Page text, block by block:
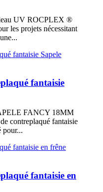
UV ROCPLEX ®
les projets nécessitant
fantaisie
FANCY 18MM
contreplaqué fantaisie
pour...
fantaisie en